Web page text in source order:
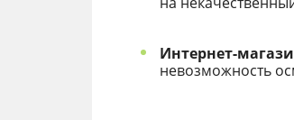
Интернет-
невозможность